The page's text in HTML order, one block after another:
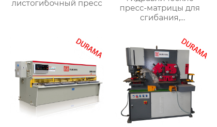
листогибочный пресс
пресс-матрицы для
сгибания,
формы для сгибания
листового металла